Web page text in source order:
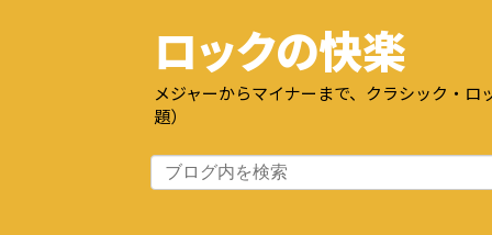
ロックの快楽
メジャーからマイナーまで、クラシック・
題）